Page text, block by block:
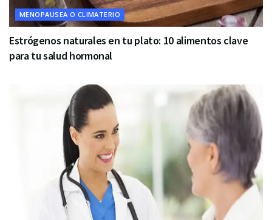
MENOPAUSEA O CLIMATERIO
Estrógenos naturales en tu plato: 10 alimentos clave
para tu salud hormonal